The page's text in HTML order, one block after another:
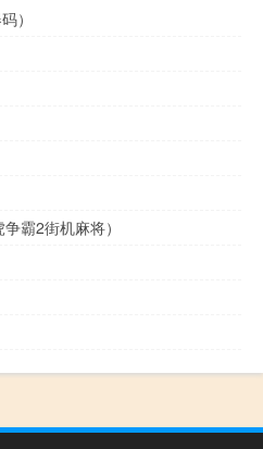
）
霸2街机麻将）